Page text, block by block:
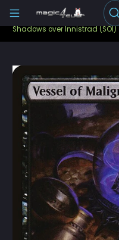
Cartas Sueltas Magic
Shadows over Innistrad (SOI)